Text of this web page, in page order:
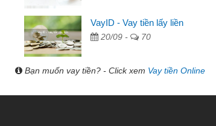
Cấn Văn Lực - Tạp hóa
Tôi kinh doanh buôn bán
hàng, nhờ biết đến website
quyết được công việc của mình
VayID - Vay tiền lấy liền
20/09 - 70
Bạn muốn vay tiền? - Click xem Vay tiền Online